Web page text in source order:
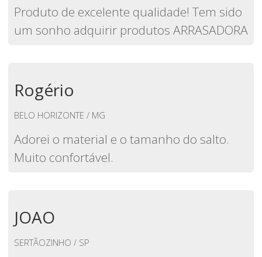
Produto de excelente qualidade! Tem sido
um sonho adquirir produtos ARRASADORA
Rogério
BELO HORIZONTE / MG
Adorei o material e o tamanho do salto.
Muito confortável.
JOAO
SERTÃOZINHO / SP